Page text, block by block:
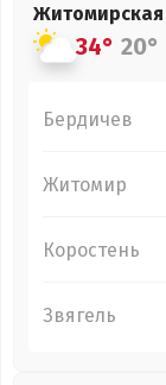
Житомирская
34° 20°
Бердичев
Житомир
Коростень
Звягель